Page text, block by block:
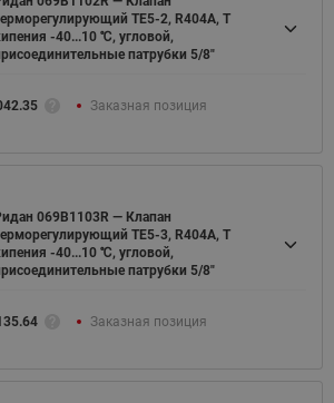
TE5-2, R404A, T
-40...10 ℃, угловой,
патрубки 5/8"
Заказная позиция
069B1103R — Клапан
TE5-3, R404A, T
-40...10 ℃, угловой,
патрубки 5/8"
Заказная позиция